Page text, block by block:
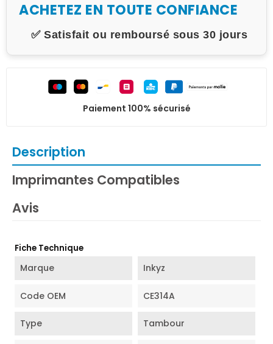
ACHETEZ EN TOUTE CONFIANCE
✅ Satisfait ou remboursé sous 30 jours
Paiement 100% sécurisé
Description
Imprimantes Compatibles
Avis
Fiche Technique
Marque Inkyz
Code OEM CE314A
Type Tambour